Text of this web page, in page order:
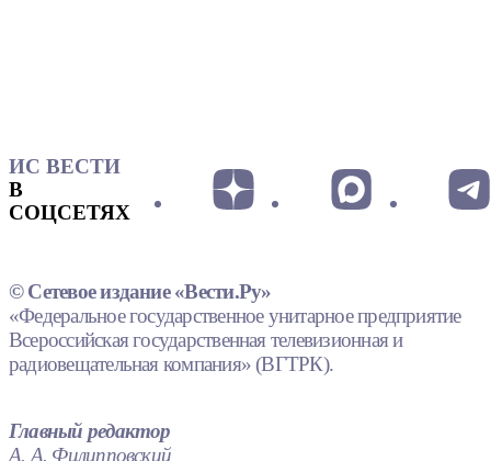
ИС ВЕСТИ
В
СОЦСЕТЯХ
© Сетевое издание «Вести.Ру»
«Федеральное государственное унитарное предприятие
Всероссийская государственная телевизионная и
радиовещательная компания» (ВГТРК).
Главный редактор
А. А. Филипповский